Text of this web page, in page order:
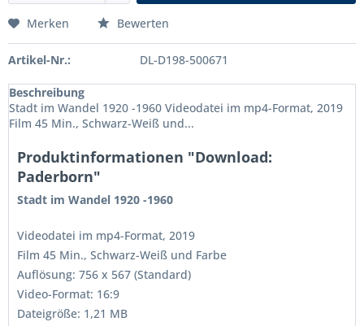
Merken Bewerten
Artikel-Nr.: DL-D198-500671
Beschreibung
Stadt im Wandel 1920 -1960 Videodatei im mp4-Format, 2019
Film 45 Min., Schwarz-Weiß und...
Produktinformationen "Download:
Paderborn"
Stadt im Wandel 1920 -1960
Videodatei im mp4-Format, 2019
Film 45 Min., Schwarz-Weiß und Farbe
Auflösung: 756 x 567 (Standard)
Video-Format: 16:9
Dateigröße: 1,21 MB